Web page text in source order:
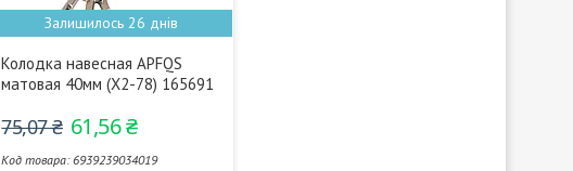
Залишилось 26 днів
Колодка навесная APFQS
матовая 40мм (X2-78) 165691
75,07 ₴ 61,56 ₴
6939239034019